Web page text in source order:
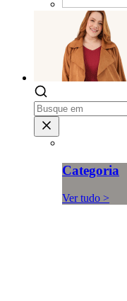
Categoria
Ver tudo >